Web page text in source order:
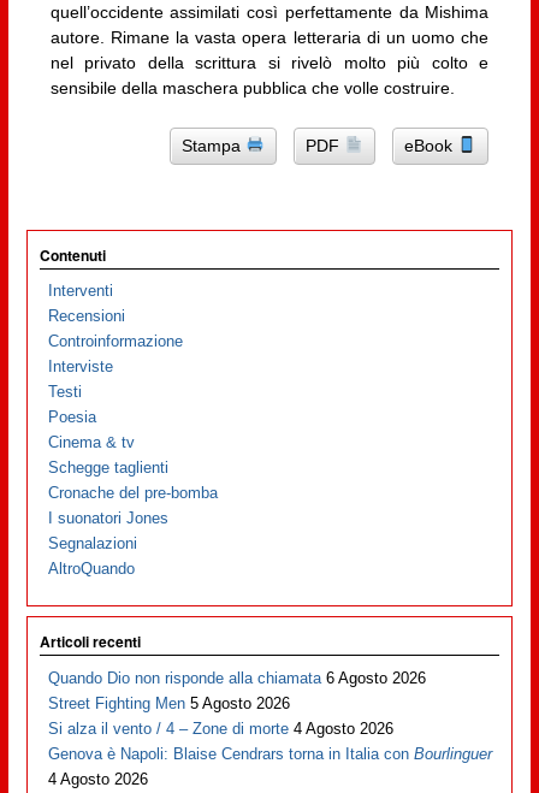
quell’occidente assimilati così perfettamente da Mishima
autore. Rimane la vasta opera letteraria di un uomo che
nel privato della scrittura si rivelò molto più colto e
sensibile della maschera pubblica che volle costruire.
Stampa PDF eBook
Contenuti
Interventi
Recensioni
Controinformazione
Interviste
Testi
Poesia
Cinema & tv
Schegge taglienti
Cronache del pre-bomba
I suonatori Jones
Segnalazioni
AltroQuando
Articoli recenti
Quando Dio non risponde alla chiamata 6 Agosto 2026
Street Fighting Men 5 Agosto 2026
Si alza il vento / 4 – Zone di morte 4 Agosto 2026
Genova è Napoli: Blaise Cendrars torna in Italia conBourlinguer
4 Agosto 2026